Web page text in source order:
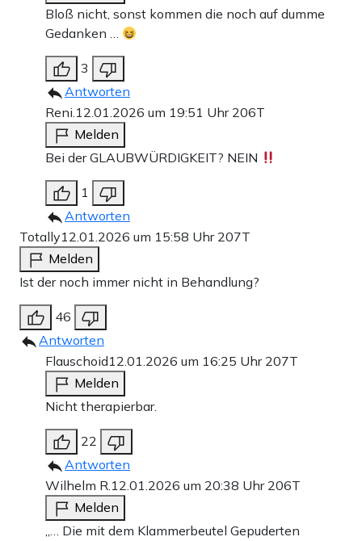
Bloß nicht, sonst kommen die noch auf dumme
Gedanken …
3
Antworten
Reni.12.01.2026 um 19:51 Uhr 206T
Melden
Bei der GLAUBWÜRDIGKEIT? NEIN
1
Antworten
Totally12.01.2026 um 15:58 Uhr 207T
Melden
Ist der noch immer nicht in Behandlung?
46
Antworten
Flauschoid12.01.2026 um 16:25 Uhr 207T
Melden
Nicht therapierbar.
22
Antworten
Wilhelm R.12.01.2026 um 20:38 Uhr 206T
Melden
„… Die mit dem Klammerbeutel Gepuderten